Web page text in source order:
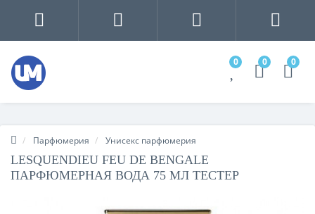
0 0 0
Парфюмерия Унисекс парфюмерия
LESQUENDIEU FEU DE BENGALE
ПАРФЮМЕРНАЯ ВОДА 75 МЛ ТЕСТЕР